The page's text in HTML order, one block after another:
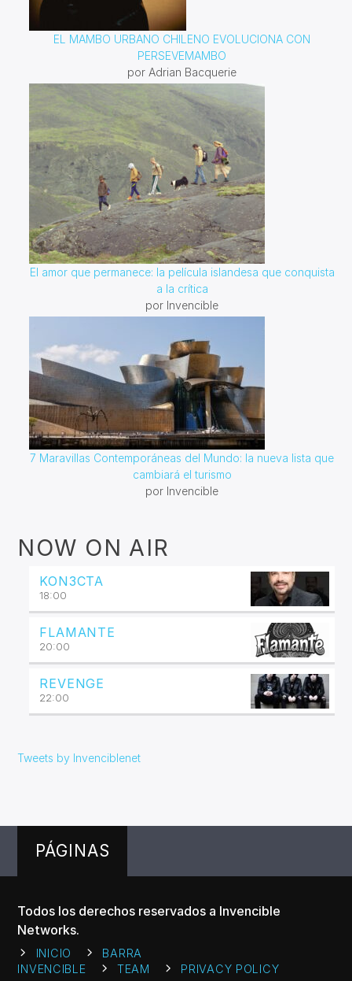
EL MAMBO URBANO CHILENO EVOLUCIONA CON
PERSEVEMAMBO
por Adrian Bacquerie
El amor que permanece: la película islandesa que conquista
a la crítica
por Invencible
7 Maravillas Contemporáneas del Mundo: la nueva lista que
cambiará el turismo
por Invencible
NOW ON AIR
KON3CTA
18:00
FLAMANTE
20:00
REVENGE
22:00
Tweets by Invenciblenet
PÁGINAS
Todos los derechos reservados a Invencible
Networks.
INICIO
BARRA
INVENCIBLE
TEAM PRIVACY POLICY